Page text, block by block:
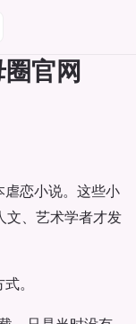
官网
恋小说。 这些小
文、艺术学者才发
。